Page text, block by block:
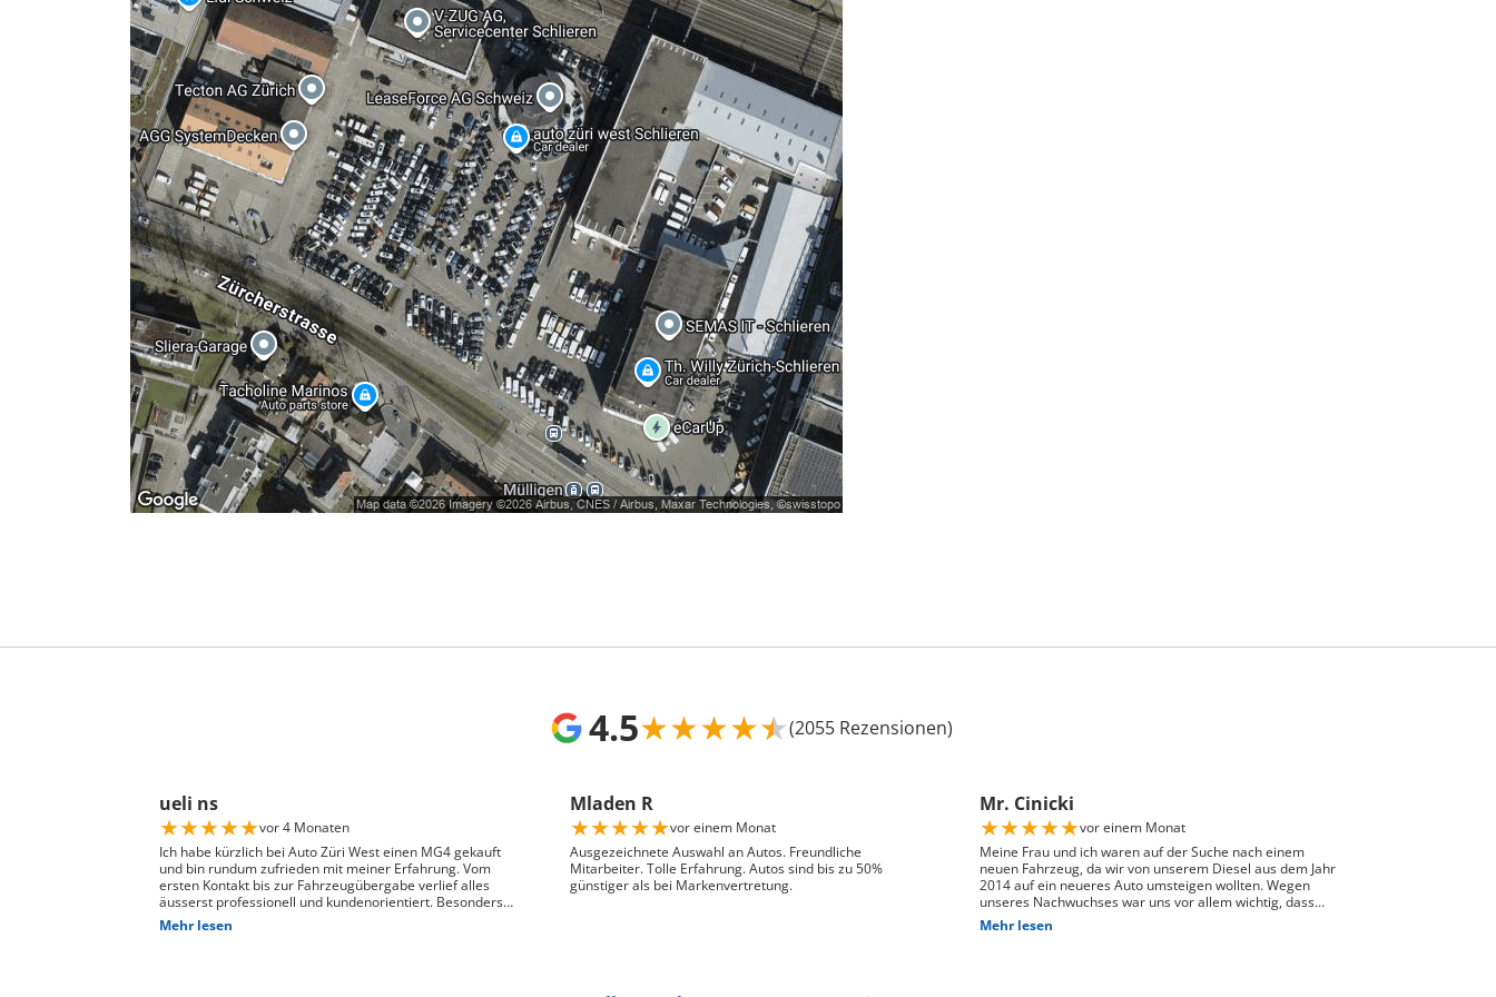
4.5★★★★★(2055 Rezensionen)
ueli ns
★★★★★vor 4 Monaten
Ich habe kürzlich bei Auto Züri West einen MG4 gekauft
und bin rundum zufrieden mit meiner Erfahrung. Vom
ersten Kontakt bis zur Fahrzeugübergabe verlief alles
äusserst professionell und kundenorientiert. Besonders
hervorheben möchte ich die hervorragende Beratung
durch Herrn David Panic. Er hat sich viel Zeit genommen,
Mehr lesen
Mladen R
★★★★★vor einem Monat
Ausgezeichnete Auswahl an Autos. Freundliche
Mitarbeiter. Tolle Erfahrung. Autos sind bis zu 50%
günstiger als bei Markenvertretung.
Mr. Cinicki
★★★★★vor einem Monat
Meine Frau und ich waren auf der Suche nach einem
neuen Fahrzeug, da wir von unserem Diesel aus dem Jahr
2014 auf ein neueres Auto umsteigen wollten. Wegen
unseres Nachwuchses war uns vor allem wichtig, dass
genügend Platz für einen Kindersitz vorhanden ist und
das Fahrzeug gut zu unserem Alltag passt. Bei Auto Züri
Mehr lesen